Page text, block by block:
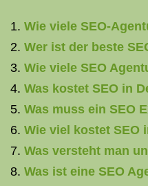
Wie viele SEO-
Wer ist der beste
Wie viele SEO
Was kostet SEO in
Was muss ein SEO
Wie viel kostet SEO
Was versteht man
Was ist eine SEO